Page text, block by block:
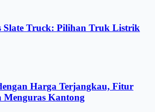
Slate Truck: Pilihan Truk Listrik
Harga Terjangkau, Fitur
Menguras Kantong